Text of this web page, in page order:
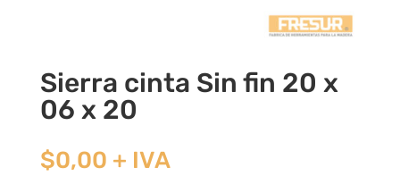
Sierra cinta Sin fin 20 x
06 x 20
$0,00 + IVA